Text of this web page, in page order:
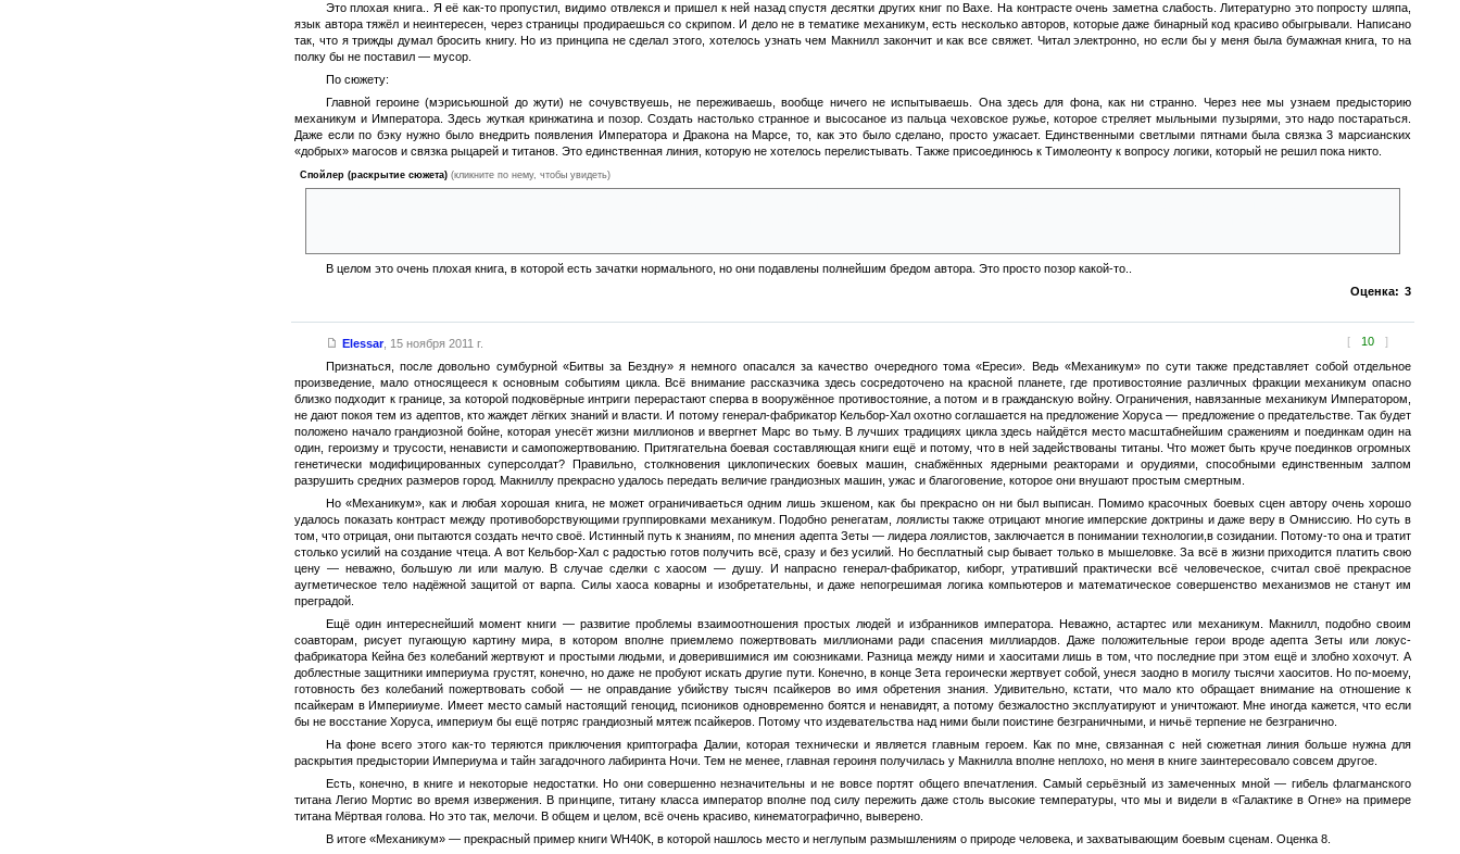
Это плохая книга.. Я её как-то пропустил, видимо отвлекся и пришел к ней назад спустя десятки других книг по Вахе. На контрасте очень заметна слабость. Литературно это попросту шляпа,
язык автора тяжёл и неинтересен, через страницы продираешься со скрипом. И дело не в тематике механикум, есть несколько авторов, которые даже бинарный код красиво обыгрывали. Написано
так, что я трижды думал бросить книгу. Но из принципа не сделал этого, хотелось узнать чем Макнилл закончит и как все свяжет. Читал электронно, но если бы у меня была бумажная книга, то на
полку бы не поставил — мусор.
По сюжету:
Главной героине (мэрисьюшной до жути) не сочувствуешь, не переживаешь, вообще ничего не испытываешь. Она здесь для фона, как ни странно. Через нее мы узнаем предысторию
механикум и Императора. Здесь жуткая кринжатина и позор. Создать настолько странное и высосаное из пальца чеховское ружье, которое стреляет мыльными пузырями, это надо постараться.
Даже если по бэку нужно было внедрить появления Императора и Дракона на Марсе, то, как это было сделано, просто ужасает. Единственными светлыми пятнами была связка 3 марсианских
«добрых» магосов и связка рыцарей и титанов. Это единственная линия, которую не хотелось перелистывать. Также присоединюсь к Тимолеонту к вопросу логики, который не решил пока никто.
Спойлер (раскрытие сюжета) (кликните по нему, чтобы увидеть)
В целом это очень плохая книга, в которой есть зачатки нормального, но они подавлены полнейшим бредом автора. Это просто позор какой-то..
Оценка: 3
[ 10 ]
Elessar, 15 ноября 2011 г.
Признаться, после довольно сумбурной «Битвы за Бездну» я немного опасался за качество очередного тома «Ереси». Ведь «Механикум» по сути также представляет собой отдельное
произведение, мало относящееся к основным событиям цикла. Всё внимание рассказчика здесь сосредоточено на красной планете, где противостояние различных фракции механикум опасно
близко подходит к границе, за которой подковёрные интриги перерастают сперва в вооружённое противостояние, а потом и в гражданскую войну. Ограничения, навязанные механикум Императором,
не дают покоя тем из адептов, кто жаждет лёгких знаний и власти. И потому генерал-фабрикатор Кельбор-Хал охотно соглашается на предложение Хоруса — предложение о предательстве. Так будет
положено начало грандиозной бойне, которая унесёт жизни миллионов и ввергнет Марс во тьму. В лучших традициях цикла здесь найдётся место масштабнейшим сражениям и поединкам один на
один, героизму и трусости, ненависти и самопожертвованию. Притягательна боевая составляющая книги ещё и потому, что в ней задействованы титаны. Что может быть круче поединков огромных
генетически модифицированных суперсолдат? Правильно, столкновения циклопических боевых машин, снабжённых ядерными реакторами и орудиями, способными единственным залпом
разрушить средних размеров город. Макниллу прекрасно удалось передать величие грандиозных машин, ужас и благоговение, которое они внушают простым смертным.
Но «Механикум», как и любая хорошая книга, не может ограничиваеться одним лишь экшеном, как бы прекрасно он ни был выписан. Помимо красочных боевых сцен автору очень хорошо
удалось показать контраст между противоборствующими группировками механикум. Подобно ренегатам, лоялисты также отрицают многие имперские доктрины и даже веру в Омниссию. Но суть в
том, что отрицая, они пытаются создать нечто своё. Истинный путь к знаниям, по мнения адепта Зеты — лидера лоялистов, заключается в понимании технологии,в созидании. Потому-то она и тратит
столько усилий на создание чтеца. А вот Кельбор-Хал с радостью готов получить всё, сразу и без усилий. Но бесплатный сыр бывает только в мышеловке. За всё в жизни приходится платить свою
цену — неважно, большую ли или малую. В случае сделки с хаосом — душу. И напрасно генерал-фабрикатор, киборг, утративший практически всё человеческое, считал своё прекрасное
аугметическое тело надёжной защитой от варпа. Силы хаоса коварны и изобретательны, и даже непогрешимая логика компьютеров и математическое совершенство механизмов не станут им
преградой.
Ещё один интереснейший момент книги — развитие проблемы взаимоотношения простых людей и избранников императора. Неважно, астартес или механикум. Макнилл, подобно своим
соавторам, рисует пугающую картину мира, в котором вполне приемлемо пожертвовать миллионами ради спасения миллиардов. Даже положительные герои вроде адепта Зеты или локус-
фабрикатора Кейна без колебаний жертвуют и простыми людьми, и доверившимися им союзниками. Разница между ними и хаоситами лишь в том, что последние при этом ещё и злобно хохочут. А
доблестные защитники империума грустят, конечно, но даже не пробуют искать другие пути. Конечно, в конце Зета героически жертвует собой, унеся заодно в могилу тысячи хаоситов. Но по-моему,
готовность без колебаний пожертвовать собой — не оправдание убийству тысяч псайкеров во имя обретения знания. Удивительно, кстати, что мало кто обращает внимание на отношение к
псайкерам в Империиуме. Имеет место самый настоящий геноцид, псиоников одновременно боятся и ненавидят, а потому безжалостно эксплуатируют и уничтожают. Мне иногда кажется, что если
бы не восстание Хоруса, империум бы ещё потряс грандиозный мятеж псайкеров. Потому что издевательства над ними были поистине безграничными, и ничьё терпение не безгранично.
На фоне всего этого как-то теряются приключения криптографа Далии, которая технически и является главным героем. Как по мне, связанная с ней сюжетная линия больше нужна для
раскрытия предыстории Империума и тайн загадочного лабиринта Ночи. Тем не менее, главная героиня получилась у Макнилла вполне неплохо, но меня в книге заинтересовало совсем другое.
Есть, конечно, в книге и некоторые недостатки. Но они совершенно незначительны и не вовсе портят общего впечатления. Самый серьёзный из замеченных мной — гибель флагманского
титана Легио Мортис во время извержения. В принципе, титану класса император вполне под силу пережить даже столь высокие температуры, что мы и видели в «Галактике в Огне» на примере
титана Мёртвая голова. Но это так, мелочи. В общем и целом, всё очень красиво, кинематографично, выверено.
В итоге «Механикум» — прекрасный пример книги WH40K, в которой нашлось место и неглупым размышлениям о природе человека, и захватывающим боевым сценам. Оценка 8.